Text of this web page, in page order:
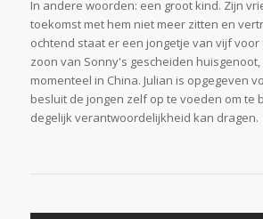
In andere woorden: een groot kind. Zijn
toekomst met hem niet meer zitten en
ochtend staat er een jongetje van vijf voor
zoon van Sonny's gescheiden
momenteel in China. Julian is opgegeven
besluit de jongen zelf op te voeden om te
degelijk verantwoordelijkheid kan dragen.